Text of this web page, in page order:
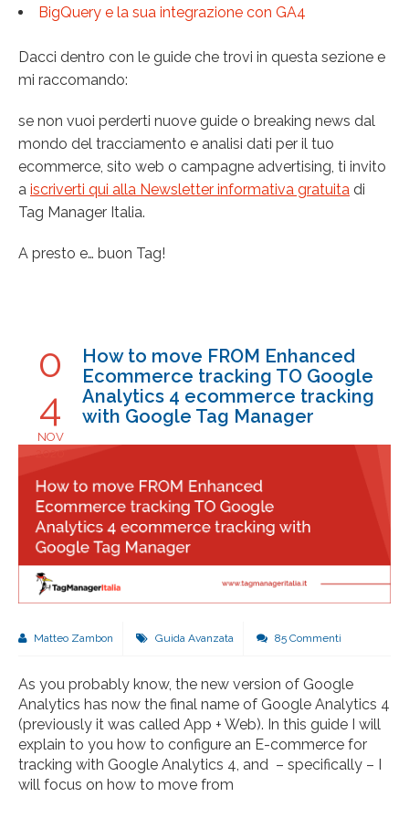
BigQuery e la sua integrazione con GA4
Dacci dentro con le guide che trovi in questa sezione e
mi raccomando:
se non vuoi perderti nuove guide o breaking news dal
mondo del tracciamento e analisi dati per il tuo
ecommerce, sito web o campagne advertising, ti invito
a iscriverti qui alla Newsletter informativa gratuita di
Tag Manager Italia.
A presto e… buon Tag!
0
4
NOV
How to move FROM Enhanced
Ecommerce tracking TO Google
Analytics 4 ecommerce tracking
with Google Tag Manager
Matteo Zambon Guida Avanzata 85 Commenti
As you probably know, the new version of Google
Analytics has now the final name of Google Analytics 4
(previously it was called App + Web). In this guide I will
explain to you how to configure an E-commerce for
tracking with Google Analytics 4, and – specifically – I
will focus on how to move from